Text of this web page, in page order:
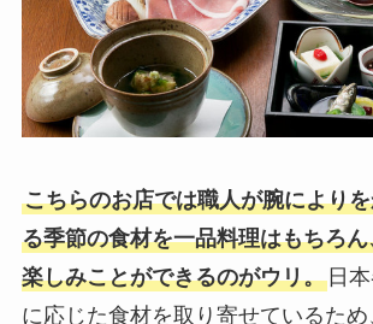
こちらのお店では職人が腕により
る季節の食材を一品料理はもちろ
楽しみことができるのがウリ。日
に応じた食材を取り寄せているた